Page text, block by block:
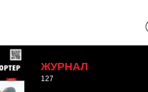
ЖУРНАЛ
127